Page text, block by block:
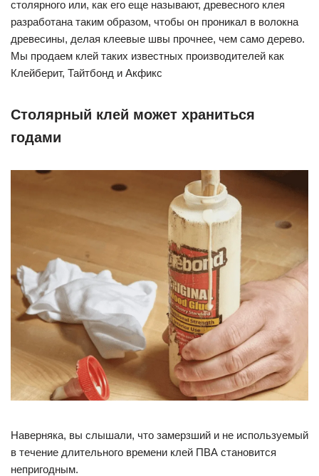
столярного или, как его еще называют, древесного клея
разработана таким образом, чтобы он проникал в волокна
древесины, делая клеевые швы прочнее, чем само дерево.
Мы продаем клей таких известных производителей как
Клейберит, Тайтбонд и Акфикс
Столярный клей может храниться
годами
Наверняка, вы слышали, что замерзший и не используемый
в течение длительного времени клей ПВА становится
непригодным.